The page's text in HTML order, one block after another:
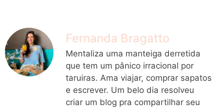
Fernanda Bragatto
Mentaliza uma manteiga derretida
que tem um pânico irracional por
taruiras. Ama viajar, comprar sapatos
e escrever. Um belo dia resolveu
criar um blog pra compartilhar seu